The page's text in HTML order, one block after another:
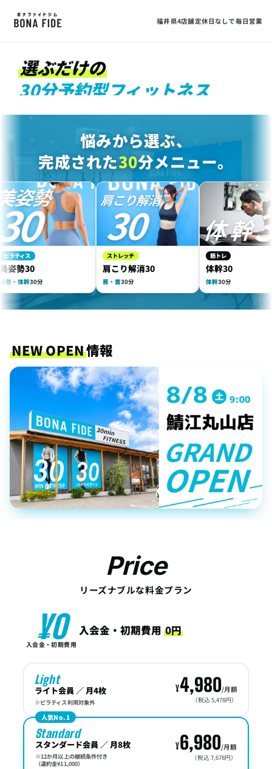
福井県4店舗定休日なしで毎日営業
選ぶだけの
30分予約型フィットネス
30
MIN FITNESS
悩みから選ぶ、
完成された30分メニュー。
ス
30
幹30分
ストレッチ
肩こり解消30
30分
筋トレ
体幹30
30分
NEW OPEN情報
Price
リーズナブルな料金プラン
¥0
入会金・初期費用
入会金・初期費用0円
Light
ライト会員 ／ 月4枚
※ピラティス利用対象外
4,980/月額
（税込 5,478円）
人気No.1
Standard
スタンダード会員 ／ 月8枚
※12か月以上の継続条件付き
（違約金¥11,000）
6,980/月額
（税込 7,678円）